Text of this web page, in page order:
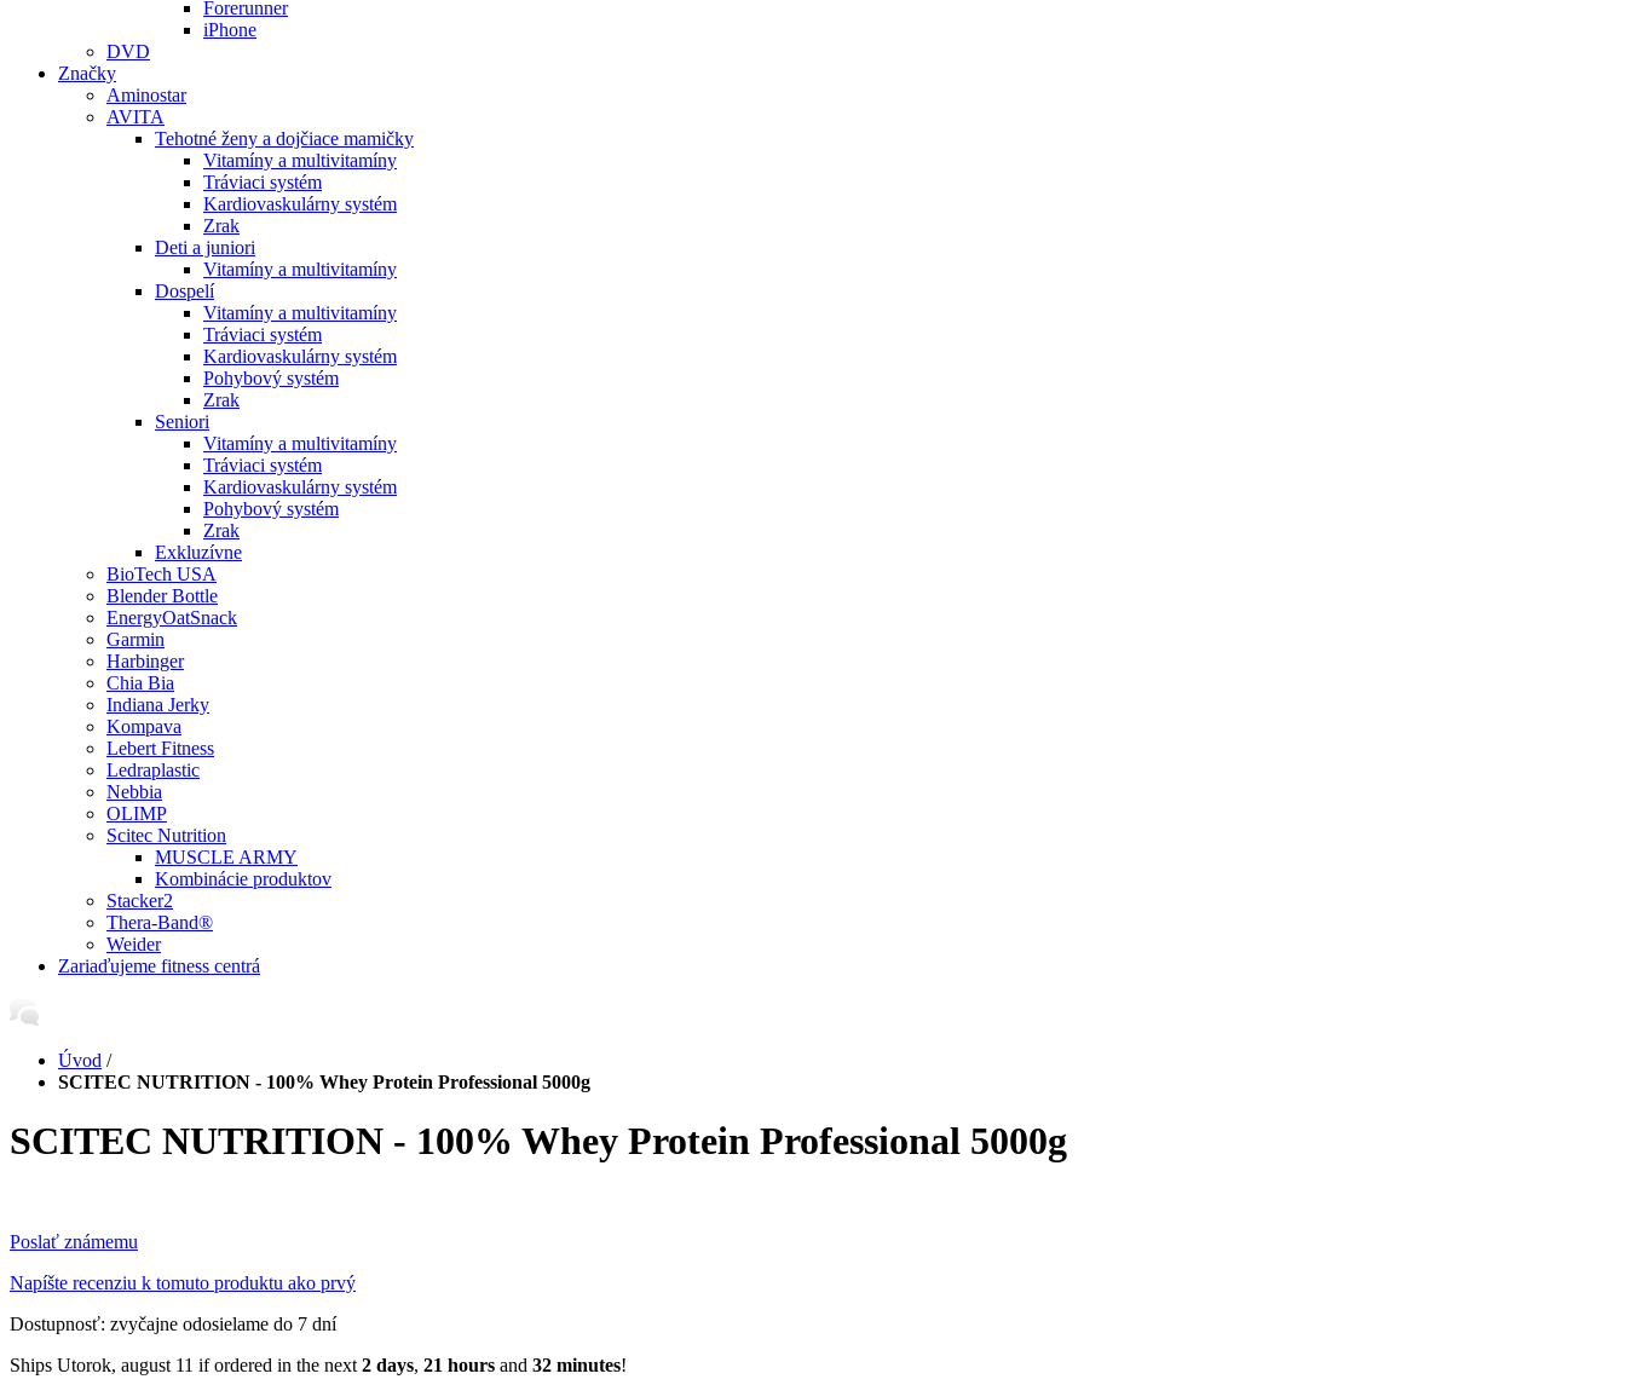
Forerunner
iPhone
DVD
Značky
Aminostar
AVITA
Tehotné ženy a dojčiace mamičky
Vitamíny a multivitamíny
Tráviaci systém
Kardiovaskulárny systém
Zrak
Deti a juniori
Vitamíny a multivitamíny
Dospelí
Vitamíny a multivitamíny
Tráviaci systém
Kardiovaskulárny systém
Pohybový systém
Zrak
Seniori
Vitamíny a multivitamíny
Tráviaci systém
Kardiovaskulárny systém
Pohybový systém
Zrak
Exkluzívne
BioTech USA
Blender Bottle
EnergyOatSnack
Garmin
Harbinger
Chia Bia
Indiana Jerky
Kompava
Lebert Fitness
Ledraplastic
Nebbia
OLIMP
Scitec Nutrition
MUSCLE ARMY
Kombinácie produktov
Stacker2
Thera-Band®
Weider
Zariaďujeme fitness centrá
Úvod /
SCITEC NUTRITION - 100% Whey Protein Professional 5000g
SCITEC NUTRITION - 100% Whey Protein Professional 5000g
Poslať známemu
Napíšte recenziu k tomuto produktu ako prvý
Dostupnosť: zvyčajne odosielame do 7 dní
Ships Utorok, august 11 if ordered in the next 2 days, 21 hours and 32 minutes!